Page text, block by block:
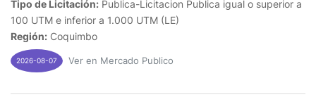
Tipo de Licitación: Publica-Licitacion Publica igual o superior a
100 UTM e inferior a 1.000 UTM (LE)
Región: Coquimbo
2026-08-07 Ver en Mercado Publico